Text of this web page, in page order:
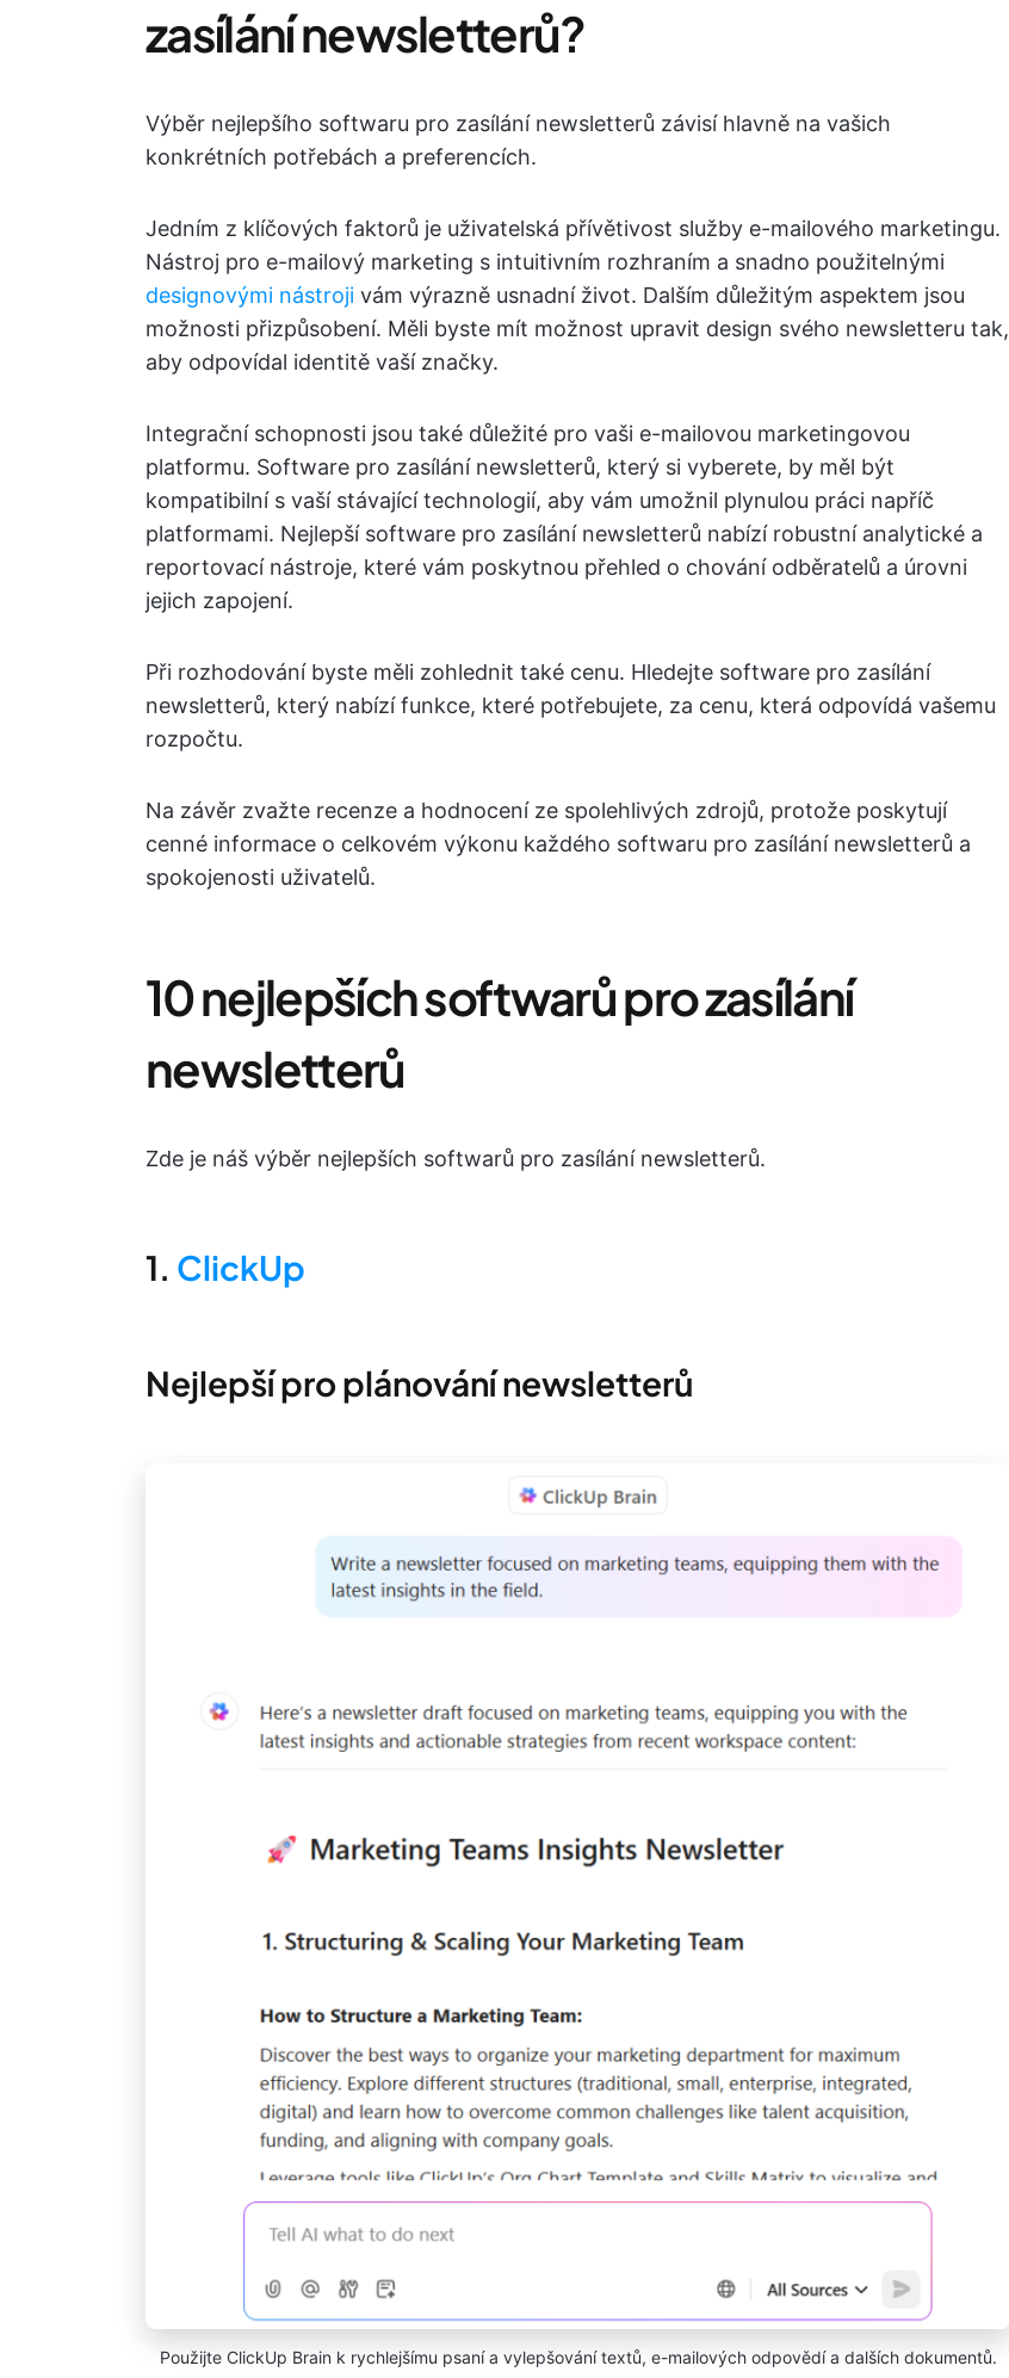
zasílání newsletterů?
Výběr nejlepšího softwaru pro zasílání newsletterů závisí hlavně na vašich
konkrétních potřebách a preferencích.
Jedním z klíčových faktorů je uživatelská přívětivost služby e-mailového marketingu.
Nástroj pro e-mailový marketing s intuitivním rozhraním a snadno použitelnými
designovými nástroji vám výrazně usnadní život. Dalším důležitým aspektem jsou
možnosti přizpůsobení. Měli byste mít možnost upravit design svého newsletteru tak,
aby odpovídal identitě vaší značky.
Integrační schopnosti jsou také důležité pro vaši e-mailovou marketingovou
platformu. Software pro zasílání newsletterů, který si vyberete, by měl být
kompatibilní s vaší stávající technologií, aby vám umožnil plynulou práci napříč
platformami. Nejlepší software pro zasílání newsletterů nabízí robustní analytické a
reportovací nástroje, které vám poskytnou přehled o chování odběratelů a úrovni
jejich zapojení.
Při rozhodování byste měli zohlednit také cenu. Hledejte software pro zasílání
newsletterů, který nabízí funkce, které potřebujete, za cenu, která odpovídá vašemu
rozpočtu.
Na závěr zvažte recenze a hodnocení ze spolehlivých zdrojů, protože poskytují
cenné informace o celkovém výkonu každého softwaru pro zasílání newsletterů a
spokojenosti uživatelů.
10 nejlepších softwarů pro zasílání
newsletterů
Zde je náš výběr nejlepších softwarů pro zasílání newsletterů.
1. ClickUp
Nejlepší pro plánování newsletterů
Použijte ClickUp Brain k rychlejšímu psaní a vylepšování textů, e-mailových odpovědí a dalších dokumentů.